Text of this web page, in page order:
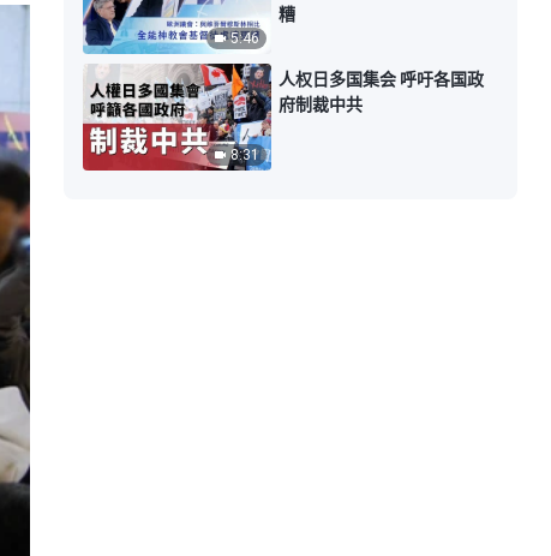
5:46
糟
8:31
人权日多国集会 呼吁各国政
府制裁中共